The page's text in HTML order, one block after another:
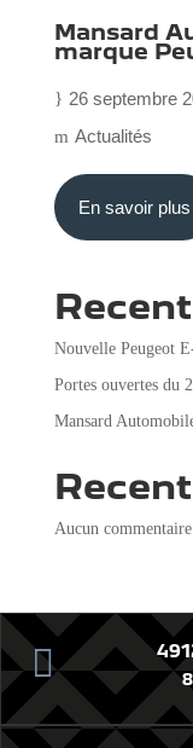
Mansard
marque
26 septembre
Actualités
En savoir plus
Nouvelle Peugeot
Portes ouvertes du
Mansard
Aucun
